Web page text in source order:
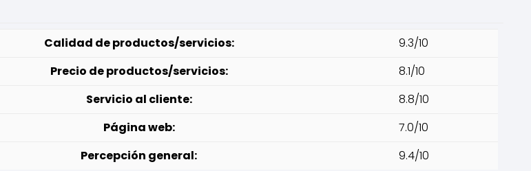
Calidad de productos/servicios:
9.3/10
Precio de productos/servicios:
8.1/10
Servicio al cliente:
8.8/10
Página web:
7.0/10
Percepción general:
9.4/10